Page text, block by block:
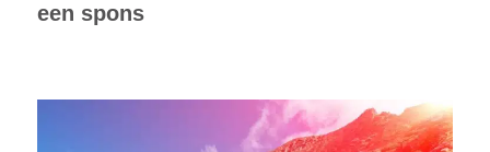
een spons